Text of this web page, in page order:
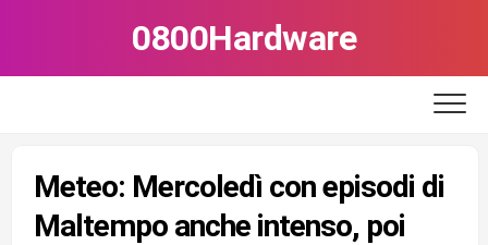
0800Hardware
Meteo: Mercoledì con episodi di
Maltempo anche intenso, poi